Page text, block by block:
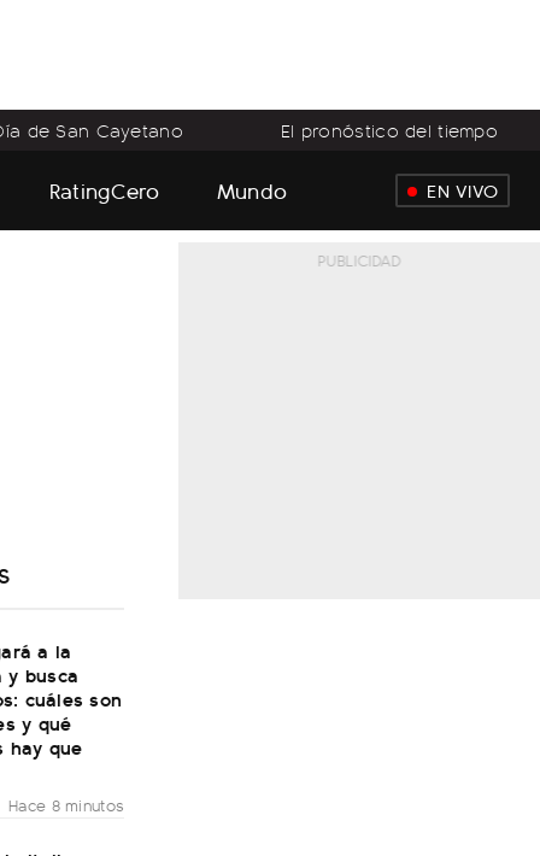
de San Cayetano El pronóstico del tiempo
RatingCero Mundo EN VIVO
a la
y busca
cuáles son
y qué
hay que
Hace 8 minutos